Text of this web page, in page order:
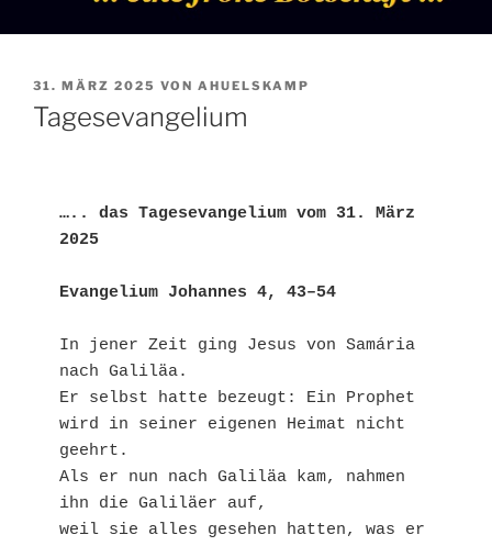
VERÖFFENTLICHT
AM
31. MÄRZ 2025 VON AHUELSKAMP
Tagesevangelium
….. das Tagesevangelium vom 31. März
2025
Evangelium Johannes 4, 43–54
In jener Zeit ging Jesus von Samária
nach Galiläa.
Er selbst hatte bezeugt: Ein Prophet
wird in seiner eigenen Heimat nicht
geehrt.
Als er nun nach Galiläa kam, nahmen
ihn die Galiläer auf,
weil sie alles gesehen hatten, was er